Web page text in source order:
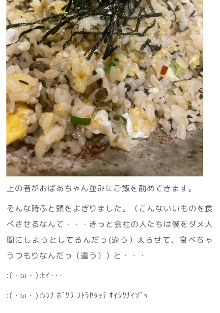
上の者がおばあちゃん並みにご飯を勧めてきます。
そんな時ふと頭をよぎりました。（こんないいものを食
べさせるなんて・・・きっと会社の人たちは僕をダメ人
間にしようとしてるんだっ(違う）太らせて、食べちゃ
うつもりなんだっ（違う））と・・・
:(・ω・):ﾋｲ･･･
:(・ω・):ｿﾝﾅ ﾎﾞｸｦ ﾌﾄﾗｾﾀｯﾃ ｵｲｼｸﾅｲｿﾞｯ